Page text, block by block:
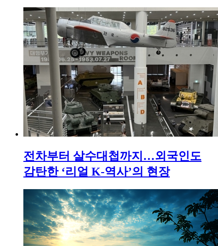
전차부터 살수대첩까지…외국인도
감탄한 ‘리얼 K-역사’의 현장